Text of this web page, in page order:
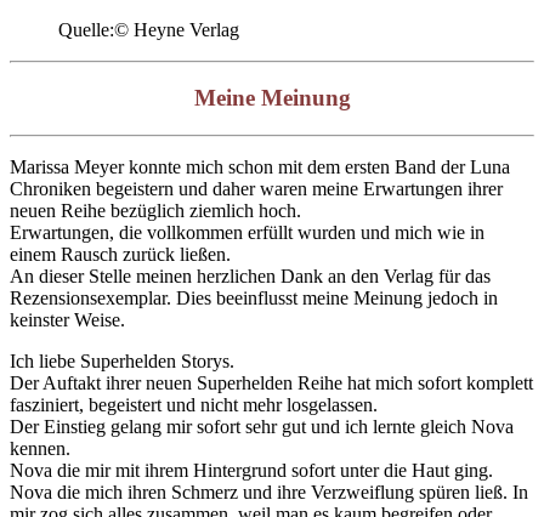
Quelle:© Heyne Verlag
Meine Meinung
Marissa Meyer konnte mich schon mit dem ersten Band der Luna
Chroniken begeistern und daher waren meine Erwartungen ihrer
neuen Reihe bezüglich ziemlich hoch.
Erwartungen, die vollkommen erfüllt wurden und mich wie in
einem Rausch zurück ließen.
An dieser Stelle meinen herzlichen Dank an den Verlag für das
Rezensionsexemplar. Dies beeinflusst meine Meinung jedoch in
keinster Weise.
Ich liebe Superhelden Storys.
Der Auftakt ihrer neuen Superhelden Reihe hat mich sofort komplett
fasziniert, begeistert und nicht mehr losgelassen.
Der Einstieg gelang mir sofort sehr gut und ich lernte gleich Nova
kennen.
Nova die mir mit ihrem Hintergrund sofort unter die Haut ging.
Nova die mich ihren Schmerz und ihre Verzweiflung spüren ließ. In